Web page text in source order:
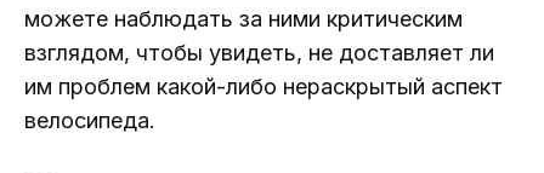
можете наблюдать за ними критическим
взглядом, чтобы увидеть, не доставляет ли
им проблем какой-либо нераскрытый аспект
велосипеда.